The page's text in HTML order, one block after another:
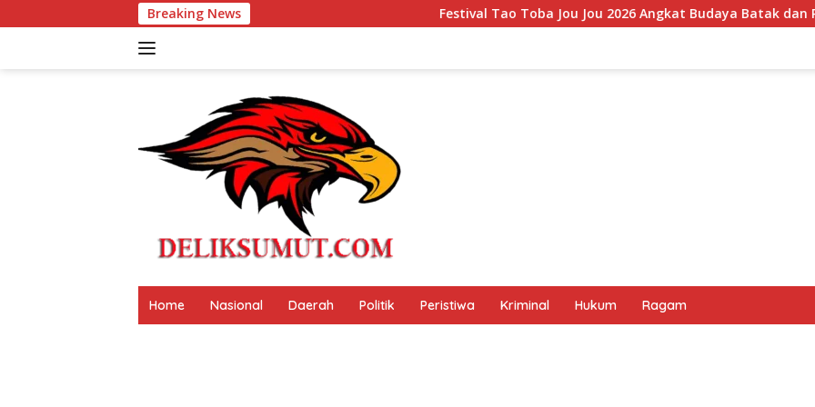
ke
Breaking NewsFestival Tao Toba Jou Jou 2026 Angkat Budaya Batak dan Pariwisata Samosir, UMKM Siap
Home Nasional Daerah Politik Peristiwa Kriminal Hukum Ragam